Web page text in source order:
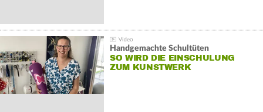
Handgemachte Schultüten
SO WIRD DIE EINSCHULUNG
ZUM KUNSTWERK